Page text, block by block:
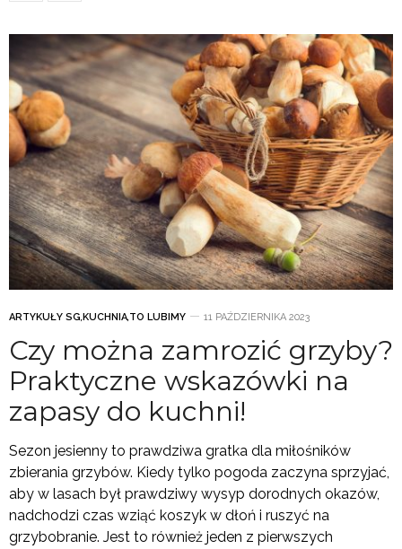
ARTYKUŁY SG,KUCHNIA,TO LUBIMY 11 PAŹDZIERNIKA 2023
Czy można zamrozić grzyby?
Praktyczne wskazówki na
zapasy do kuchni!
Sezon jesienny to prawdziwa gratka dla miłośników
zbierania grzybów. Kiedy tylko pogoda zaczyna sprzyjać,
aby w lasach był prawdziwy wysyp dorodnych okazów,
nadchodzi czas wziąć koszyk w dłoń i ruszyć na
grzybobranie. Jest to również jeden z pierwszych